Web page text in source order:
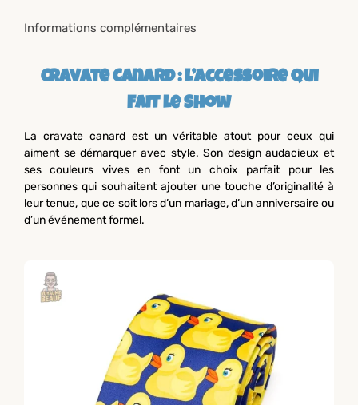
Informations complémentaires
Cravate Canard : L’Accessoire Qui
Fait le Show
La cravate canard est un véritable atout pour ceux qui
aiment se démarquer avec style. Son design audacieux et
ses couleurs vives en font un choix parfait pour les
personnes qui souhaitent ajouter une touche d’originalité à
leur tenue, que ce soit lors d’un mariage, d’un anniversaire ou
d’un événement formel.